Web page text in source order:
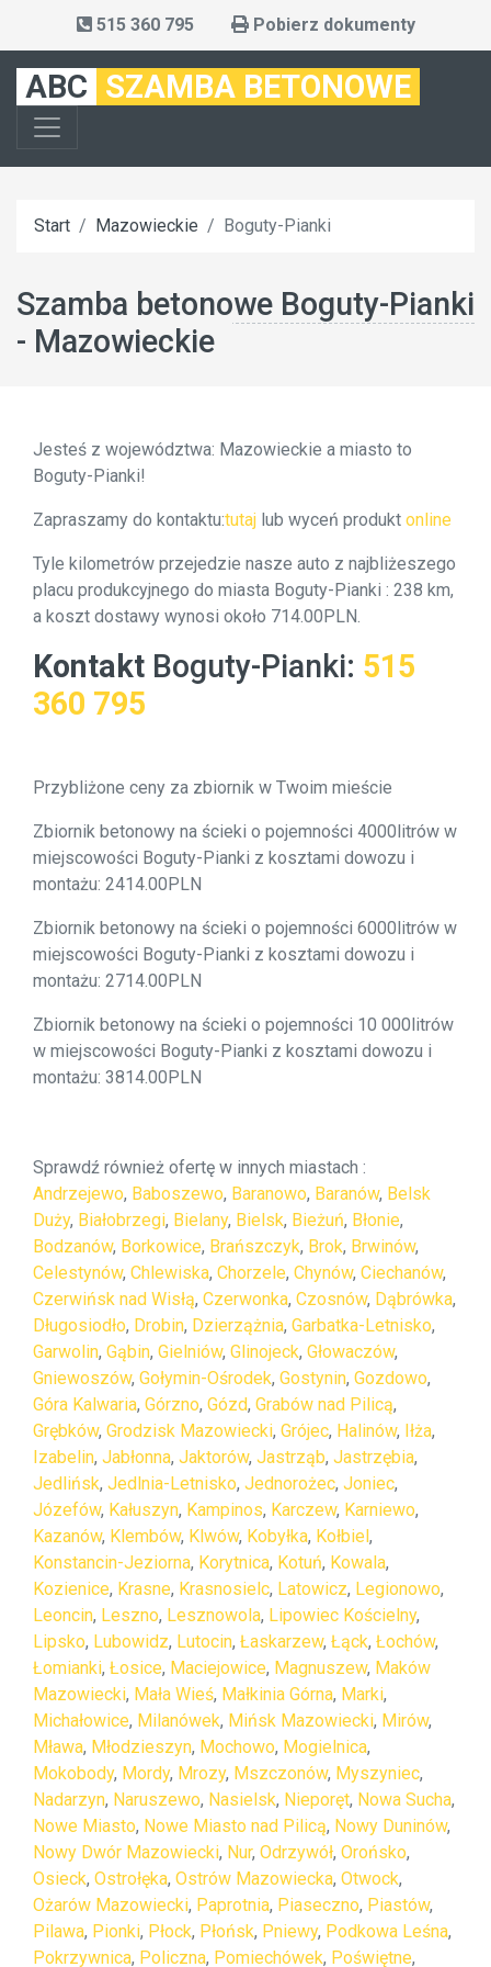
515 360 795 Pobierz dokumenty
ABC SZAMBA BETONOWE
Start Mazowieckie Boguty-Pianki
Szamba betonowe Boguty-Pianki
- Mazowieckie
Jesteś z województwa: Mazowieckie a miasto to
Boguty-Pianki!
Zapraszamy do kontaktu:tutaj lub wyceń produkt online
Tyle kilometrów przejedzie nasze auto z najbliżeszego
placu produkcyjnego do miasta Boguty-Pianki : 238 km,
a koszt dostawy wynosi około 714.00PLN.
Kontakt Boguty-Pianki: 515
360 795
Przybliżone ceny za zbiornik w Twoim mieście
Zbiornik betonowy na ścieki o pojemności 4000litrów w
miejscowości Boguty-Pianki z kosztami dowozu i
montażu: 2414.00PLN
Zbiornik betonowy na ścieki o pojemności 6000litrów w
miejscowości Boguty-Pianki z kosztami dowozu i
montażu: 2714.00PLN
Zbiornik betonowy na ścieki o pojemności 10 000litrów
w miejscowości Boguty-Pianki z kosztami dowozu i
montażu: 3814.00PLN
Sprawdź również ofertę w innych miastach :
Andrzejewo, Baboszewo, Baranowo, Baranów, Belsk
Duży, Białobrzegi, Bielany, Bielsk, Bieżuń, Błonie,
Bodzanów, Borkowice, Brańszczyk, Brok, Brwinów,
Celestynów, Chlewiska, Chorzele, Chynów, Ciechanów,
Czerwińsk nad Wisłą, Czerwonka, Czosnów, Dąbrówka,
Długosiodło, Drobin, Dzierzążnia, Garbatka-Letnisko,
Garwolin, Gąbin, Gielniów, Glinojeck, Głowaczów,
Gniewoszów, Gołymin-Ośrodek, Gostynin, Gozdowo,
Góra Kalwaria, Górzno, Gózd, Grabów nad Pilicą,
Grębków, Grodzisk Mazowiecki, Grójec, Halinów, Iłża,
Izabelin, Jabłonna, Jaktorów, Jastrząb, Jastrzębia,
Jedlińsk, Jedlnia-Letnisko, Jednorożec, Joniec,
Józefów, Kałuszyn, Kampinos, Karczew, Karniewo,
Kazanów, Klembów, Klwów, Kobyłka, Kołbiel,
Konstancin-Jeziorna, Korytnica, Kotuń, Kowala,
Kozienice, Krasne, Krasnosielc, Latowicz, Legionowo,
Leoncin, Leszno, Lesznowola, Lipowiec Kościelny,
Lipsko, Lubowidz, Lutocin, Łaskarzew, Łąck, Łochów,
Łomianki, Łosice, Maciejowice, Magnuszew, Maków
Mazowiecki, Mała Wieś, Małkinia Górna, Marki,
Michałowice, Milanówek, Mińsk Mazowiecki, Mirów,
Mława, Młodzieszyn, Mochowo, Mogielnica,
Mokobody, Mordy, Mrozy, Mszczonów, Myszyniec,
Nadarzyn, Naruszewo, Nasielsk, Nieporęt, Nowa Sucha,
Nowe Miasto, Nowe Miasto nad Pilicą, Nowy Duninów,
Nowy Dwór Mazowiecki, Nur, Odrzywół, Orońsko,
Osieck, Ostrołęka, Ostrów Mazowiecka, Otwock,
Ożarów Mazowiecki, Paprotnia, Piaseczno, Piastów,
Pilawa, Pionki, Płock, Płońsk, Pniewy, Podkowa Leśna,
Pokrzywnica, Policzna, Pomiechówek, Poświętne,